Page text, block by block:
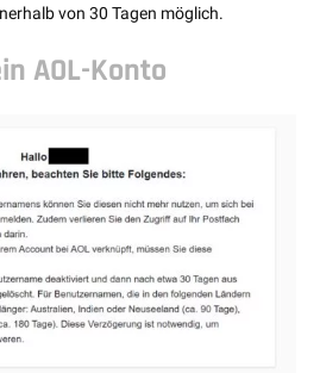
von 30 Tagen möglich.
AOL-Konto